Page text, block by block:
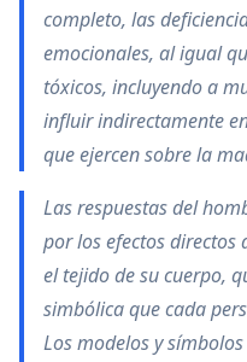
completo, las
emocionales, al igual
tóxicos, incluyendo a
influir indirectamente
que ejercen sobre la
Las respuestas del
por los efectos directos
el tejido de su cuerpo,
simbólica que cada
Los modelos y